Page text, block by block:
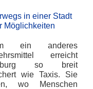
in einer Stadt
Möglichkeiten
ein anderes
erreicht
so breit
wie Taxis. Sie
wo Menschen